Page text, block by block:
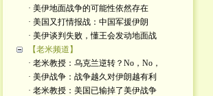
· 美伊地面战争的可能性依然存在
· 美国又打情报战：中国军援伊朗
· 美伊谈判失败，懂王会发动地面战
【老米频道】
· 老米教授：乌克兰逆转？No，No，
· 美伊战争：战争越久对伊朗越有利
· 老米教授：美国已输掉了美伊战争